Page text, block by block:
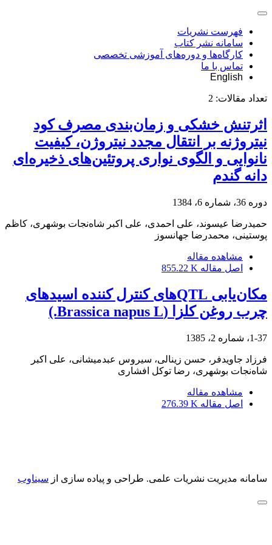
فهرست نشریات
سامانه نشر کتاب
کارگاه‌ها و دوره‌های آموزشی تخصصی
تماس با ما
English
تعداد مقالات: 2
اثرتنش خشکی و زمان‌بندی مصرف کود
نیتروژنه بر انتقال مجدد نیتروژن، کیفیت
نانوایی و الگوی نواری پروتئین‌های ذخیره‌ای
دانه گندم
دوره 36، شماره 6، 1384
حمیدرضا عیسوند، علی احمدی، علی اکبر شاه‌نجات بوشهری، کاظم
پوستینی، محمدرضا جهانسوز
مشاهده مقاله
اصل مقاله 855.22 K
مکان‌یابی QTL‌های کنترل کننده اسیدهای
چرب روغن کلزا (Brassica napus L.)
1-37، شماره 2، 1385
فرزاد جاویدفر، حسن زینالی، سیروس عبدمیشانی، علی اکبر
شاه‌نجات بوشهری، رضا توکل افشاری
مشاهده مقاله
اصل مقاله 276.39 K
سامانه مدیریت نشریات علمی. طراحی و پیاده سازی از سیناوب